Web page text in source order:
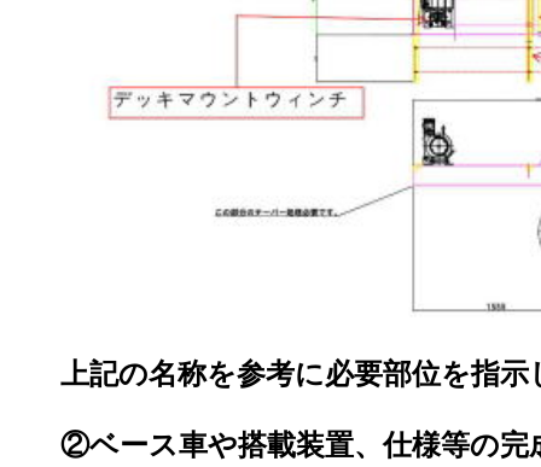
上記の名称を参考に必要部位を指
②ベース車や搭載装置、仕様等の完